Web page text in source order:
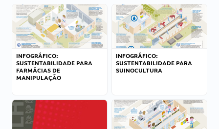
INFOGRÁFICO:
SUSTENTABILIDADE PARA
FARMÁCIAS DE
MANIPULAÇÃO
INFOGRÁFICO:
SUSTENTABILIDADE PARA
SUINOCULTURA